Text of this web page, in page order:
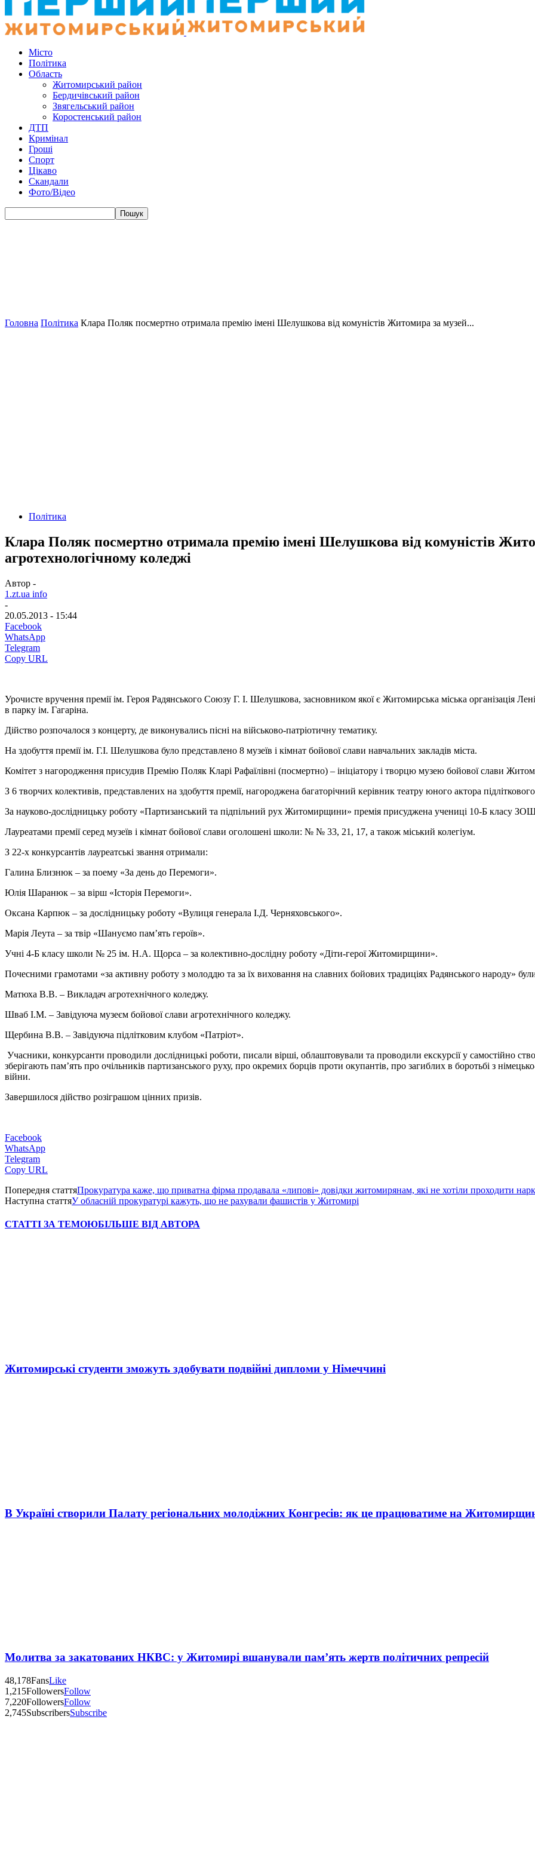
Місто
Політика
Область
Житомирський район
Бердичівський район
Звягельський район
Коростенський район
ДТП
Кримінал
Гроші
Спорт
Цікаво
Скандали
Фото/Відео
Головна Політика Клара Поляк посмертно отримала премію імені Шелушкова від комуністів Житомира за музей...
Політика
Клара Поляк посмертно отримала премію імені Шелушкова від комуністів
агротехнологічному коледжі
Автор -
1.zt.ua info
-
20.05.2013 - 15:44
Facebook
WhatsApp
Telegram
Copy URL
Урочисте вручення премії ім. Героя Радянського Союзу Г. І. Шелушкова, засновником якої є Житомирська міська організація
в парку ім. Гагаріна.
Дійство розпочалося з концерту, де виконувались пісні на військово-патріотичну тематику.
На здобуття премії ім. Г.І. Шелушкова було представлено 8 музеїв і кімнат бойової слави навчальних закладів міста.
Комітет з нагородження присудив Премію Поляк Кларі Рафаїлівні (посмертно) – ініціатору і творцю музею бойової слави
З 6 творчих колективів, представлених на здобуття премії, нагороджена багаторічний керівник театру юного актора
За науково-дослідницьку роботу «Партизанський та підпільний рух Житомирщини» премія присуджена учениці 10-Б класу
Лауреатами премії серед музеїв і кімнат бойової слави оголошені школи: № № 33, 21, 17, а також міський колегіум.
З 22-х конкурсантів лауреатські звання отримали:
Галина Близнюк – за поему «За день до Перемоги».
Юлія Шаранюк – за вірш «Історія Перемоги».
Оксана Карпюк – за дослідницьку роботу «Вулиця генерала І.Д. Черняховського».
Марія Леута – за твір «Шануємо пам’ять героїв».
Учні 4-Б класу школи № 25 ім. Н.А. Щорса – за колективно-дослідну роботу «Діти-герої Житомирщини».
Почесними грамотами «за активну роботу з молоддю та за їх виховання на славних бойових традиціях Радянського народу»
Матюха В.В. – Викладач агротехнічного коледжу.
Шваб І.М. – Завідуюча музеєм бойової слави агротехнічного коледжу.
Щербина В.В. – Завідуюча підлітковим клубом «Патріот».
Учасники, конкурсанти проводили дослідницькі роботи, писали вірші, облаштовували та проводили екскурсії у самостійно
зберігають пам’ять про очільників партизанського руху, про окремих борців проти окупантів, про загиблих в боротьбі з
війни.
Завершилося дійство розіграшом цінних призів.
Facebook
WhatsApp
Telegram
Copy URL
Попередня статтяПрокуратура каже, що приватна фірма продавала «липові» довідки житомирянам, які не хотіли проходити
Наступна статтяУ обласній прокуратурі кажуть, що не рахували фашистів у Житомирі
СТАТТІ ЗА ТЕМОЮБІЛЬШЕ ВІД АВТОРА
Житомирські студенти зможуть здобувати подвійні дипломи у Німеччині
В Україні створили Палату регіональних молодіжних Конгресів: як це працюватиме на
Молитва за закатованих НКВС: у Житомирі вшанували пам’ять жертв політичних репресій
48,178FansLike
1,215FollowersFollow
7,220FollowersFollow
2,745SubscribersSubscribe